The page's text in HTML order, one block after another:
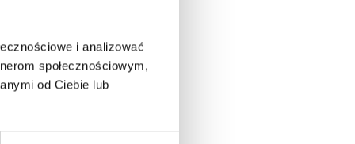
i analizować
społecznościowym,
od Ciebie lub